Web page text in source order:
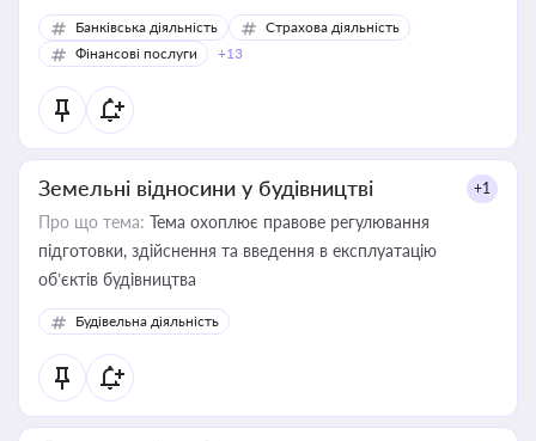
Банківська діяльність
Страхова діяльність
Фінансові послуги
+13
Земельні відносини у будівництві +1
Про що тема: Тема охоплює правове регулювання
підготовки, здійснення та введення в експлуатацію
об’єктів будівництва
Будівельна діяльність